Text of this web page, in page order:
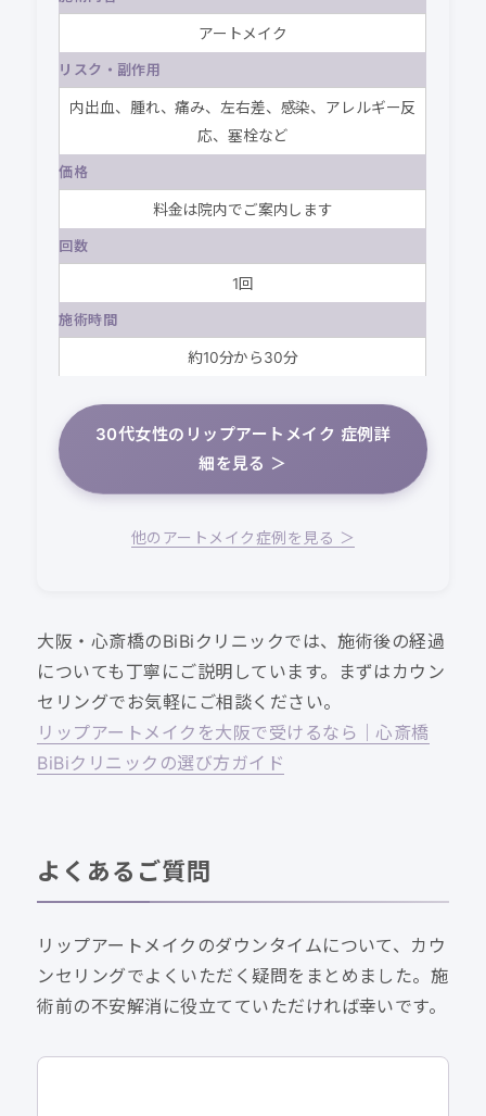
アートメイク
リスク・副作用
内出血、腫れ、痛み、左右差、感染、アレルギー反
応、塞栓など
価格
料金は院内でご案内します
回数
1回
施術時間
約10分から30分
30代女性のリップアートメイク 症例詳
細を見る ＞
他のアートメイク症例を見る ＞
大阪・心斎橋のBiBiクリニックでは、施術後の経過
についても丁寧にご説明しています。まずはカウン
セリングでお気軽にご相談ください。
リップアートメイクを大阪で受けるなら｜心斎橋
BiBiクリニックの選び方ガイド
よくあるご質問
リップアートメイクのダウンタイムについて、カウ
ンセリングでよくいただく疑問をまとめました。施
術前の不安解消に役立てていただければ幸いです。